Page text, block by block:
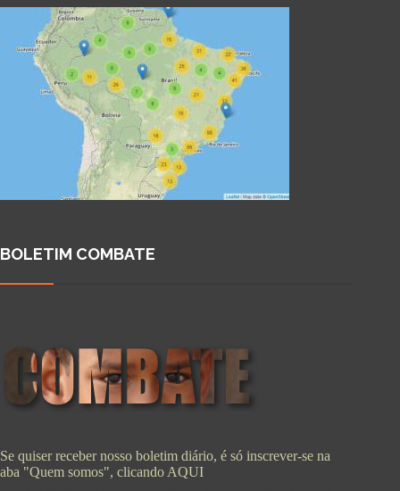
BOLETIM COMBATE
Se quiser receber nosso boletim diário, é só inscrever-se na
aba "Quem somos", clicandoAQUI